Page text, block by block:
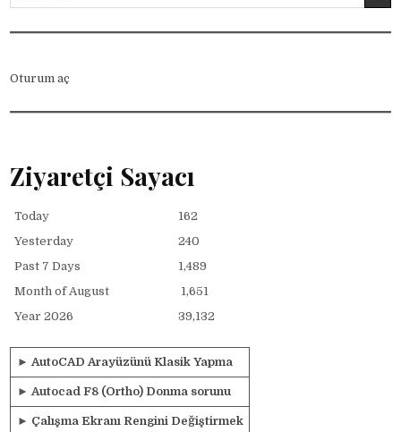
Oturum aç
Ziyaretçi Sayacı
Today
162
Yesterday
240
Past 7 Days
1,489
Month of August
1,651
Year 2026
39,132
► AutoCAD Arayüzünü Klasik Yapma
► Autocad F8 (Ortho) Donma sorunu
► Çalışma Ekranı Rengini Değiştirmek